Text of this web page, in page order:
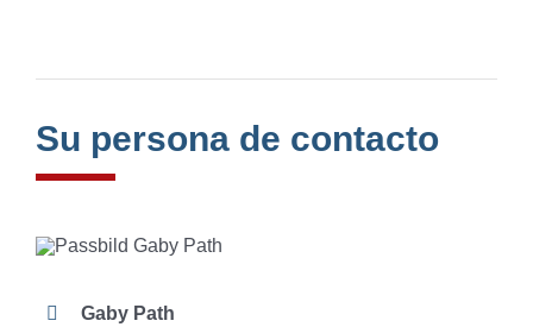
Su persona de contacto
Gaby Path